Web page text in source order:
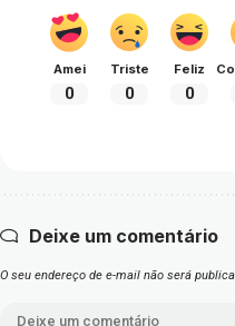
Amei
0
Triste
0
Feliz
0
Deixe um comentário
O seu endereço de e-mail não será